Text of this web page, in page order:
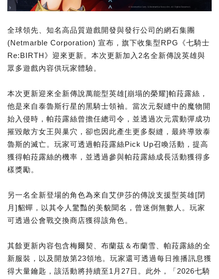
全球領先、知名高品質遊戲開發與發行公司的網石集團
(Netmarble Corporation) 宣布，旗下收集型RPG《七騎士
Re:BIRTH》迎來更新。本次更新加入2名全新傳說英雄與
眾多遊戲內容供玩家體驗。
本次更新迎來全新傳說萬能型英雄[崩塌的榮耀]帕菈露絲，
他是來自泰魯斯行星的黑騎士領袖。當次元裂縫中的魔物開
始入侵時，帕菈露絲曾擔任總司令，並透過次元震動彈成功
摧毀敵方女王與巢穴，卻也因此產生更多裂縫，最終導致泰
魯斯的滅亡。玩家可透過帕菈露絲Pick Up召喚活動，提高
獲得帕菈露絲的機率，並透過參與帕菈露絲成長活動獲得多
樣獎勵。
另一名全新登場的角色為來自艾伊莎的傳說支援型英雄[閉
月]貂蟬，以其令人驚豔的美貌聞名，曾迷倒無數人。玩家
可透過公會戰交換商店獲得該角色。
其餘更新內容包含梅爾契、布蘭茲＆布蘭雪、帕菈露絲的全
新服裝，以及開放第23領地。玩家還可透過每日推播訊息獲
得大量鑰匙，該活動將持續至1月27日。此外，「2026七騎